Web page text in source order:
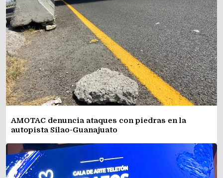
AMOTAC denuncia ataques con piedras en la
autopista Silao-Guanajuato